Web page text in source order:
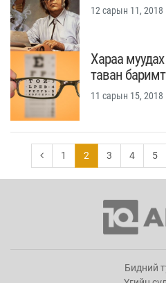
12 сарын 11, 2018
Хараа
таван баримт
11 сарын 15, 2018
1 2 3 4 5
Бидний